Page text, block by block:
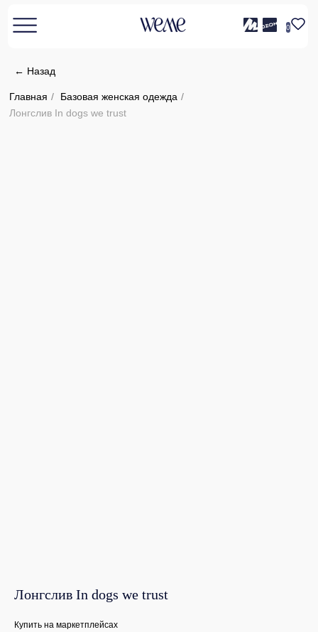
0
← Назад
Главная / Базовая женская одежда /
Лонгслив In dogs we trust
Лонгслив In dogs we trust
Купить на маркетплейсах